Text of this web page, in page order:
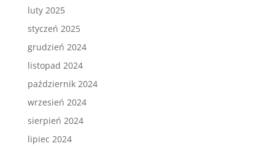
luty 2025
styczeń 2025
grudzień 2024
listopad 2024
październik 2024
wrzesień 2024
sierpień 2024
lipiec 2024